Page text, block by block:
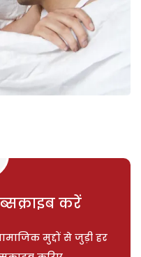
करें
मुद्दों से जुड़ी हर